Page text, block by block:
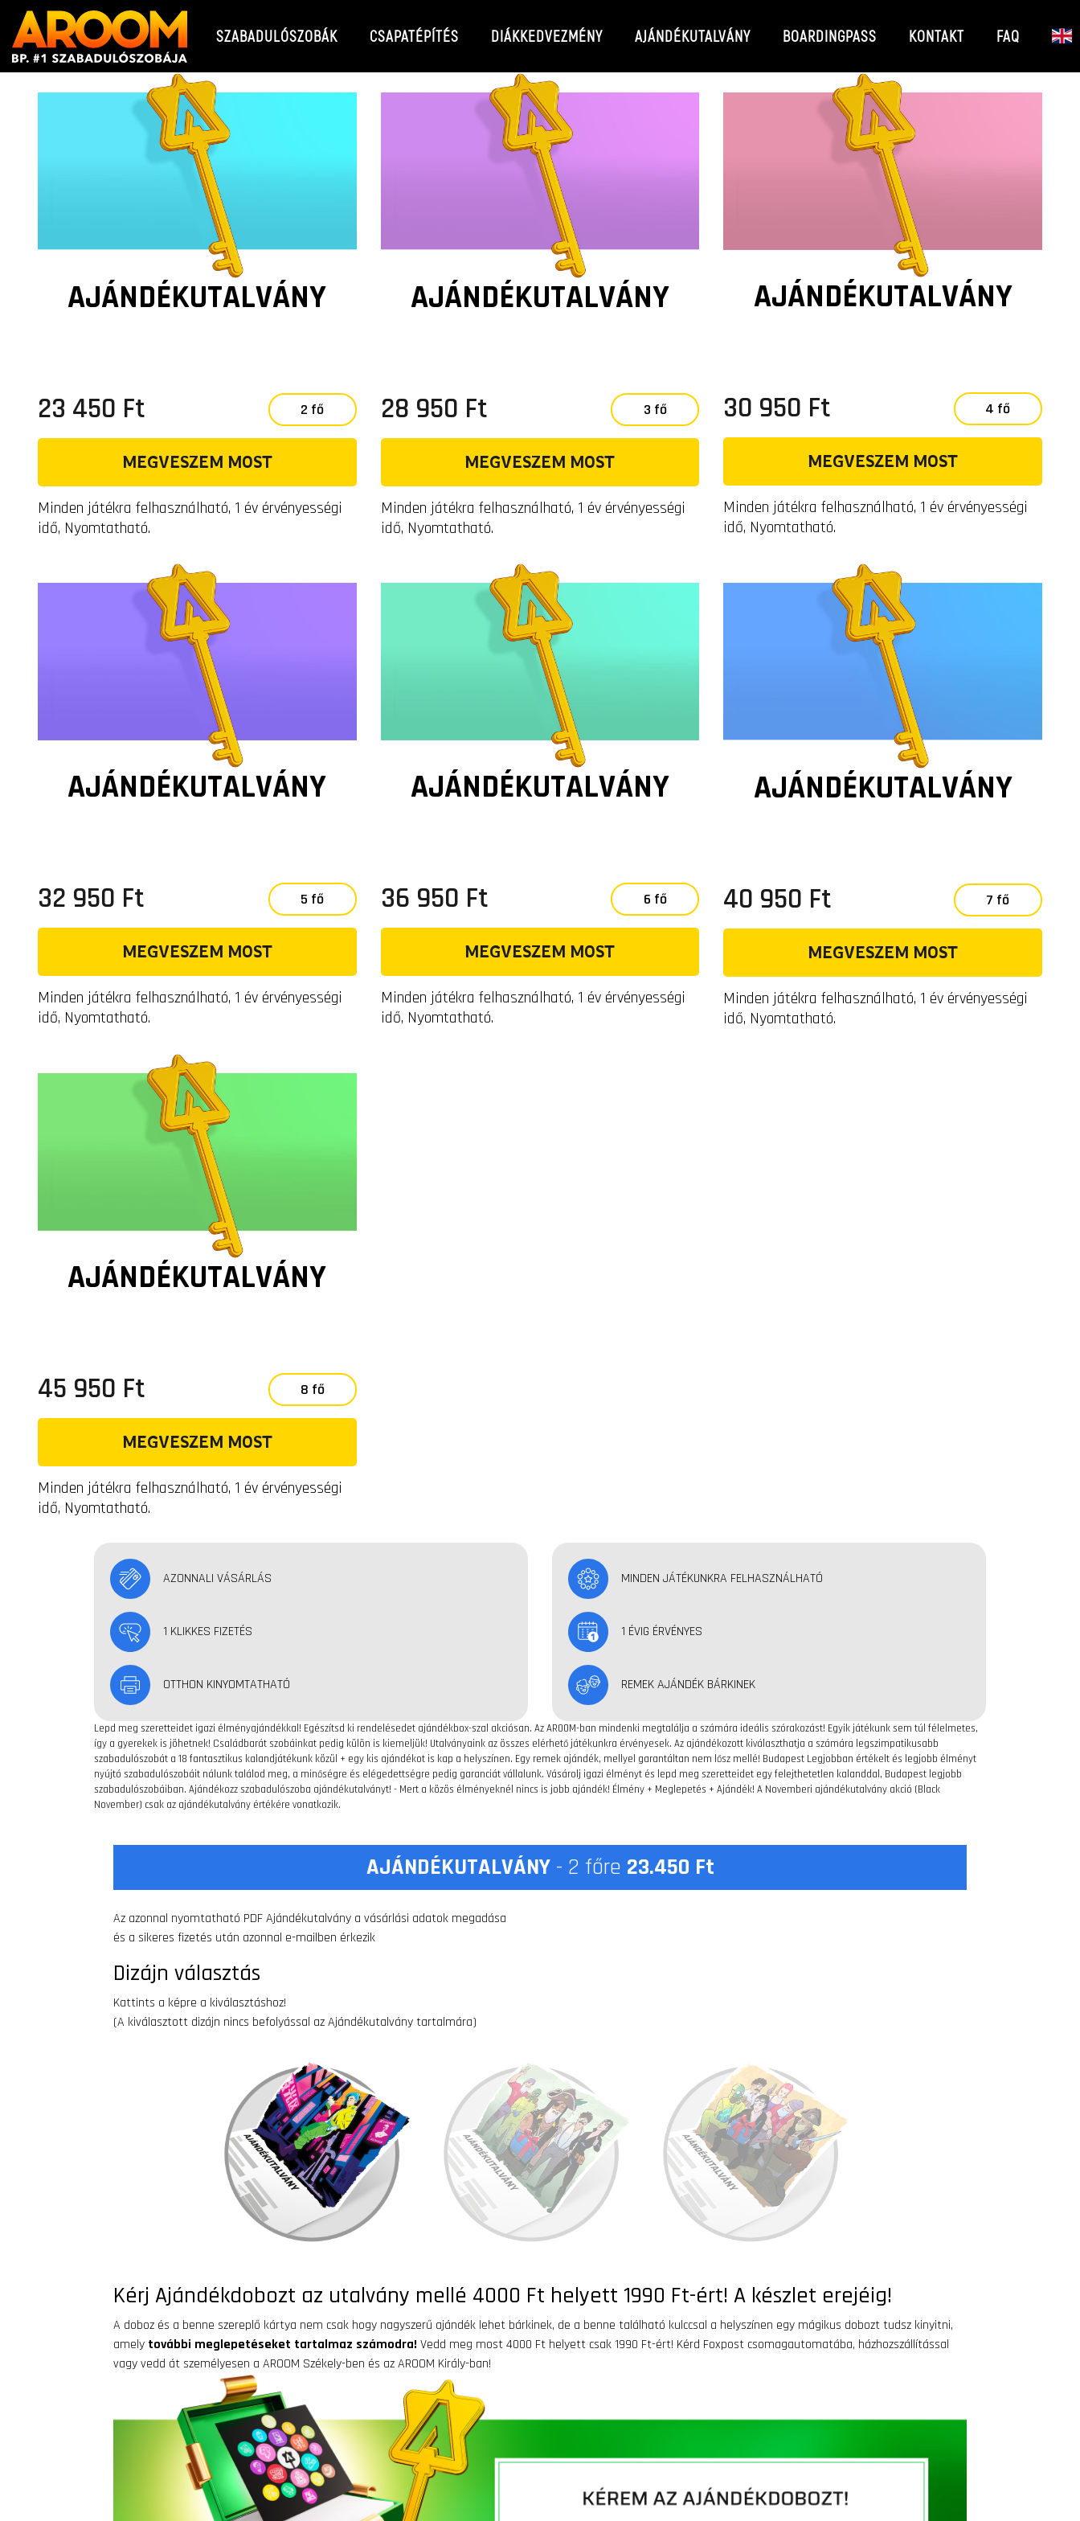
SZABADULÓSZOBÁK CSAPATÉPÍTÉS DIÁKKEDVEZMÉNY AJÁNDÉKUTALVÁNY BOARDINGPASS KONTAKT FAQ
AJÁNDÉKUTALVÁNY
23 450 Ft 2 fő
MEGVESZEM MOST
Minden játékra felhasználható, 1 év érvényességi
idő, Nyomtatható.
AJÁNDÉKUTALVÁNY
28 950 Ft 3 fő
MEGVESZEM MOST
Minden játékra felhasználható, 1 év érvényességi
idő, Nyomtatható.
AJÁNDÉKUTALVÁNY
30 950 Ft 4 fő
MEGVESZEM MOST
Minden játékra felhasználható, 1 év érvényességi
idő, Nyomtatható.
AJÁNDÉKUTALVÁNY
32 950 Ft 5 fő
MEGVESZEM MOST
Minden játékra felhasználható, 1 év érvényességi
idő, Nyomtatható.
AJÁNDÉKUTALVÁNY
36 950 Ft 6 fő
MEGVESZEM MOST
Minden játékra felhasználható, 1 év érvényességi
idő, Nyomtatható.
AJÁNDÉKUTALVÁNY
40 950 Ft 7 fő
MEGVESZEM MOST
Minden játékra felhasználható, 1 év érvényességi
idő, Nyomtatható.
AJÁNDÉKUTALVÁNY
45 950 Ft 8 fő
MEGVESZEM MOST
Minden játékra felhasználható, 1 év érvényességi
idő, Nyomtatható.
AZONNALI VÁSÁRLÁS
1 KLIKKES FIZETÉS
OTTHON KINYOMTATHATÓ
MINDEN JÁTÉKUNKRA FELHASZNÁLHATÓ
1 ÉVIG ÉRVÉNYES
REMEK AJÁNDÉK BÁRKINEK
Lepd meg szeretteidet igazi élményajándékkal! Egészítsd ki rendelésedet ajándékbox-szal akciósan. Az AROOM-ban mindenki megtalálja a számára ideális szórakozást! Egyik játékunk sem túl félelmetes,
így a gyerekek is jöhetnek! Családbarát szobáinkat pedig külön is kiemeljük! Utalványaink az összes elérhető játékunkra érvényesek. Az ajándékozott kiválaszthatja a számára legszimpatikusabb
szabadulószobát a 18 fantasztikus kalandjátékunk közül + egy kis ajándékot is kap a helyszínen. Egy remek ajándék, mellyel garantáltan nem lősz mellé! Budapest Legjobban értékelt és legjobb élményt
nyújtó szabadulószobáit nálunk találod meg, a minőségre és elégedettségre pedig garanciát vállalunk. Vásárolj igazi élményt és lepd meg szeretteidet egy felejthetetlen kalanddal, Budapest legjobb
szabadulószobáiban. Ajándékozz szabadulószoba ajándékutalványt! - Mert a közös élményeknél nincs is jobb ajándék! Élmény + Meglepetés + Ajándék! A Novemberi ajándékutalvány akció (Black
November) csak az ajándékutalvány értékére vonatkozik.
AJÁNDÉKUTALVÁNY- 2 főre 23.450 Ft
Az azonnal nyomtatható PDF Ajándékutalvány a vásárlási adatok megadása
és a sikeres fizetés után azonnal e-mailben érkezik
Dizájn választás
Kattints a képre a kiválasztáshoz!
(A kiválasztott dizájn nincs befolyással az Ajándékutalvány tartalmára)
Kérj Ajándékdobozt az utalvány mellé 4000 Ft helyett 1990 Ft-ért! A készlet erejéig!
A doboz és a benne szereplő kártya nem csak hogy nagyszerű ajándék lehet bárkinek, de a benne található kulccsal a helyszínen egy mágikus dobozt tudsz kinyitni,
amely további meglepetéseket tartalmaz számodra! Vedd meg most 4000 Ft helyett csak 1990 Ft-ért! Kérd Foxpost csomagautomatába, házhozszállítással
vagy vedd át személyesen a AROOM Székely-ben és az AROOM Király-ban!